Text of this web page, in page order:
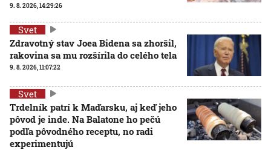
9. 8. 2026, 14:29:26
Svet
Zdravotný stav Joea Bidena sa zhoršil,
rakovina sa mu rozšírila do celého tela
9. 8. 2026, 11:07:22
Svet
Trdelník patrí k Maďarsku, aj keď jeho
pôvod je inde. Na Balatone ho pečú
podľa pôvodného receptu, no radi
experimentujú